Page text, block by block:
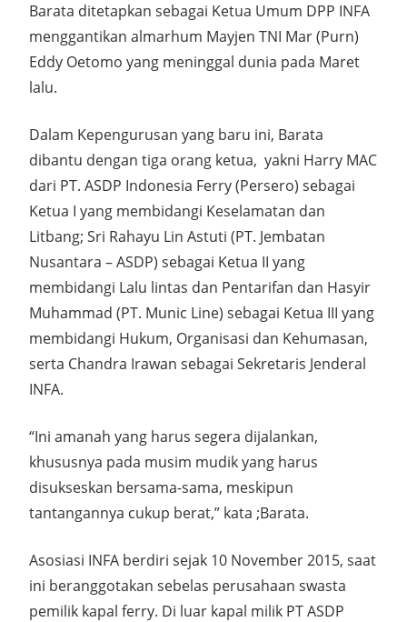
Barata ditetapkan sebagai Ketua Umum DPP INFA
menggantikan almarhum Mayjen TNI Mar (Purn)
Eddy Oetomo yang meninggal dunia pada Maret
lalu.
Dalam Kepengurusan yang baru ini, Barata
dibantu dengan tiga orang ketua, yakni Harry MAC
dari PT. ASDP Indonesia Ferry (Persero) sebagai
Ketua I yang membidangi Keselamatan dan
Litbang; Sri Rahayu Lin Astuti (PT. Jembatan
Nusantara – ASDP) sebagai Ketua II yang
membidangi Lalu lintas dan Pentarifan dan Hasyir
Muhammad (PT. Munic Line) sebagai Ketua III yang
membidangi Hukum, Organisasi dan Kehumasan,
serta Chandra Irawan sebagai Sekretaris Jenderal
INFA.
“Ini amanah yang harus segera dijalankan,
khususnya pada musim mudik yang harus
disukseskan bersama-sama, meskipun
tantangannya cukup berat,” kata ;Barata.
Asosiasi INFA berdiri sejak 10 November 2015, saat
ini beranggotakan sebelas perusahaan swasta
pemilik kapal ferry. Di luar kapal milik PT ASDP